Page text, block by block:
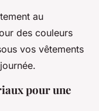
au
des couleurs
vos vêtements
pour une